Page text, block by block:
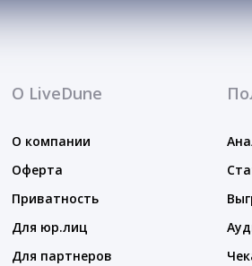
О LiveDune
О компании
Оферта
Приватность
Для юр.лиц
Для партнеров